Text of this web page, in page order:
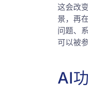
这会改
景，再
问题、
可以被
AI